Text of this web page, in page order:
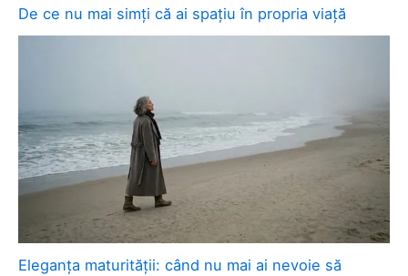
De ce nu mai simți că ai spațiu în propria viață
Eleganța maturității: când nu mai ai nevoie să